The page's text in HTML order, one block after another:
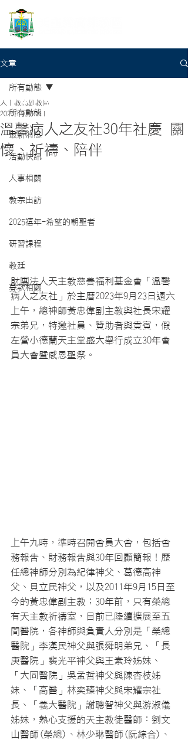
文章
所有動態
最新消息
活動快訊
人事相關
教宗出訪
2025禧年-希望的朝聖者
研習課程
教廷
募款相關
所有動態
溫馨病人之友社30年社慶 關
懷、祈禱、陪伴
天主教高雄教區
2023年9月25日
財團法人天主教慈善福利基金會「溫馨
病人之友社」於主曆2023年9月23日週六
上午，總神師黃忠偉副主教與社長宋耀
宗弟兄，特邀社員、贊助者與貴賓，假
左營小德蘭天主堂盛大舉行成立30年會
員大會暨感恩聖祭。
上午九時，準時召開會員大會，包括會
務報告、財務報告與30年回顧簡報！歷
任總神師分別為紀律神父、葛德高神
父、貝立民神父，以及2011年9月15日至
今的黃忠偉副主教；30年前，只有榮總
有天主教祈禱室，目前已陸續擴展至五
間醫院，各神師與負責人分別是「榮總
醫院」李漢民神父與張舜明弟兄、「長
庚醫院」裴光平神父與王素玲姊妹、
「大同醫院」吳孟哲神父與陳杏枝姊
妹、「高醫」林奕臻神父與宋耀宗社
長、「義大醫院」謝聰智神父與游淑儀
姊妹，熱心支援的天主教徒醫師：劉文
山醫師(榮總)、林少琳醫師(阮綜合)、